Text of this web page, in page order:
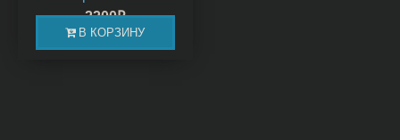
2200₽
В КОРЗИНУ
В наличии